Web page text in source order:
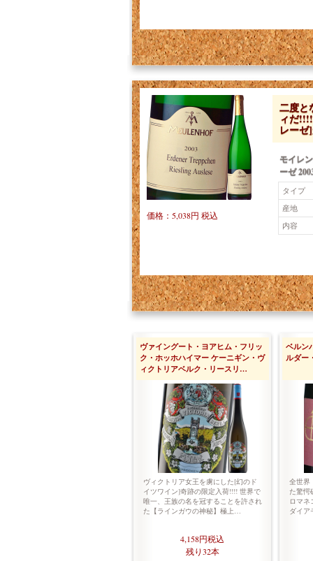
二度と
ィだ
レー
モイレ
ーゼ
タイプ
産地
内容
価格：5,038円 税込
ヴァイングート・ヨアヒム・フリッ
ク・ホッホハイマー ケーニギン・ヴ
ィクトリアベルク・リースリ…
ヴィクトリア女王を虜にした[幻のド
イツワイン]奇跡の限定入荷!!!! 世界で
唯一、王族の名を冠することを許され
た【ラインガウの神秘】極上…
4,158円税込
残り32本
ベルン
ルダー
全世界
た驚愕
ロマ
ダイ